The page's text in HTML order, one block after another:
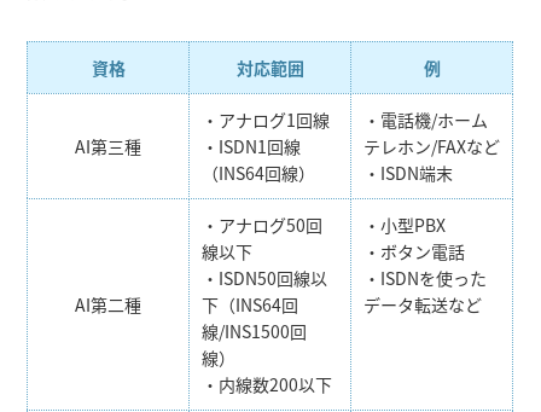
資格 対応範囲 例
AI第三種
・アナログ1回線
・ISDN1回線
（INS64回線）
・電話機/ホーム
テレホン/FAXなど
・ISDN端末
AI第二種
・アナログ50回
線以下
・ISDN50回線以
下（INS64回
線/INS1500回
線）
・内線数200以下
・小型PBX
・ボタン電話
・ISDNを使った
データ転送など